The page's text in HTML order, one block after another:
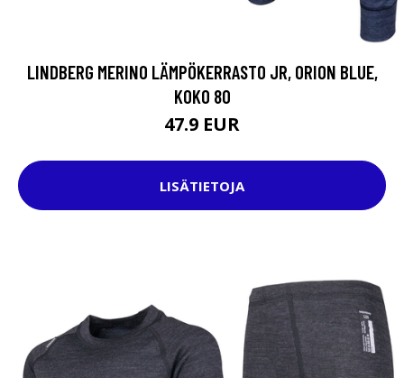
LINDBERG MERINO LÄMPÖKERRASTO JR, ORION BLUE,
KOKO 80
47.9 EUR
LISÄTIETOJA